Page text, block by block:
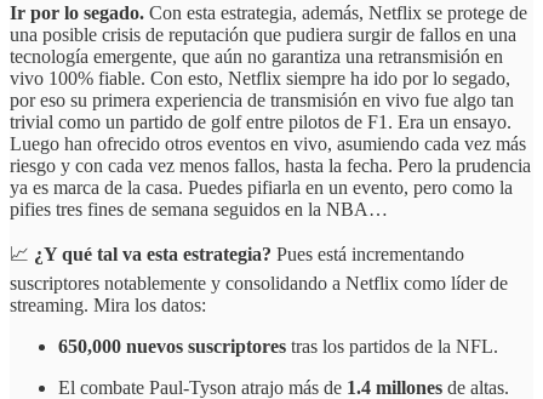
Ir por lo segado. Con esta estrategia, además, Netflix se protege de
una posible crisis de reputación que pudiera surgir de fallos en una
tecnología emergente, que aún no garantiza una retransmisión en
vivo 100% fiable. Con esto, Netflix siempre ha ido por lo segado,
por eso su primera experiencia de transmisión en vivo fue algo tan
trivial como un partido de golf entre pilotos de F1. Era un ensayo.
Luego han ofrecido otros eventos en vivo, asumiendo cada vez más
riesgo y con cada vez menos fallos, hasta la fecha. Pero la prudencia
ya es marca de la casa. Puedes pifiarla en un evento, pero como la
pifies tres fines de semana seguidos en la NBA…
📈 ¿Y qué tal va esta estrategia? Pues está incrementando
suscriptores notablemente y consolidando a Netflix como líder de
streaming. Mira los datos:
650,000 nuevos suscriptores tras los partidos de la NFL.
El combate Paul-Tyson atrajo más de 1.4 millones de altas.